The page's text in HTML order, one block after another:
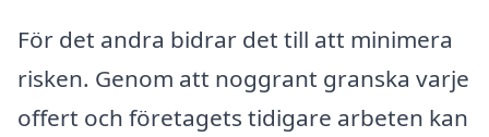
För det andra bidrar det till att minimera
risken. Genom att noggrant granska varje
offert och företagets tidigare arbeten kan